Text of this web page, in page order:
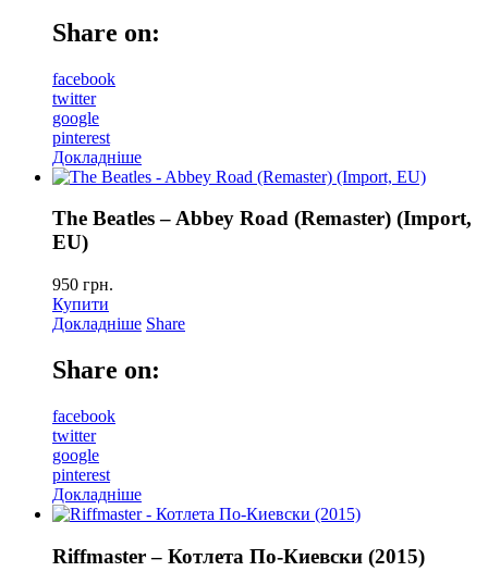
Share on:
facebook
twitter
google
pinterest
Докладніше
The Beatles – Abbey Road (Remaster) (Import,
EU)
950 грн.
Купити
Докладніше Share
Share on:
facebook
twitter
google
pinterest
Докладніше
Riffmaster – Котлета По-Киевски (2015)